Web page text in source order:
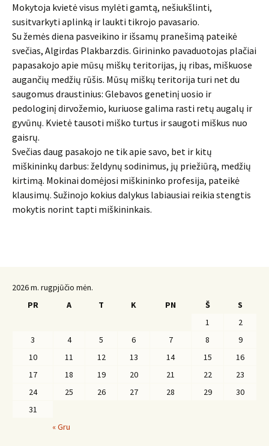
Mokytoja kvietė visus mylėti gamtą, nešiukšlinti,
susitvarkyti aplinką ir laukti tikrojo pavasario.
Su žemės diena pasveikino ir išsamų pranešimą pateikė
svečias, Algirdas Plakbarzdis. Girininko pavaduotojas plačiai
papasakojo apie mūsų miškų teritorijas, jų ribas, miškuose
augančių medžių rūšis. Mūsų miškų teritorija turi net du
saugomus draustinius: Glebavos genetinį uosio ir
pedologinį dirvožemio, kuriuose galima rasti retų augalų ir
gyvūnų. Kvietė tausoti miško turtus ir saugoti miškus nuo
gaisrų.
Svečias daug pasakojo ne tik apie savo, bet ir kitų
miškininkų darbus: želdynų sodinimus, jų priežiūrą, medžių
kirtimą. Mokinai domėjosi miškininko profesija, pateikė
klausimų. Sužinojo kokius dalykus labiausiai reikia stengtis
mokytis norint tapti miškininkais.
2026 m. rugpjūčio mėn.
PR
A T K PN Š
S
1
2
3
4 5 6 7 8
9
10
11 12 13 14 15
16
17
18 19 20 21 22
23
24
25 26 27 28 29
30
31
« Gru